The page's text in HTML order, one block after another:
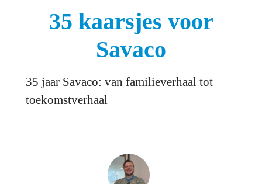
35 kaarsjes voor
Savaco
35 jaar Savaco: van familieverhaal tot
toekomstverhaal